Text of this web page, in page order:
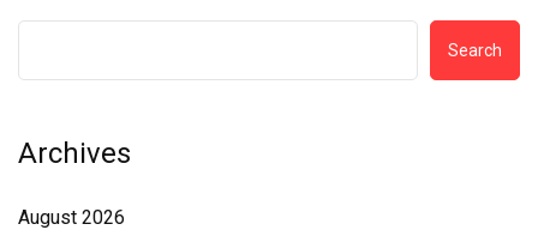
Search
Archives
August 2026